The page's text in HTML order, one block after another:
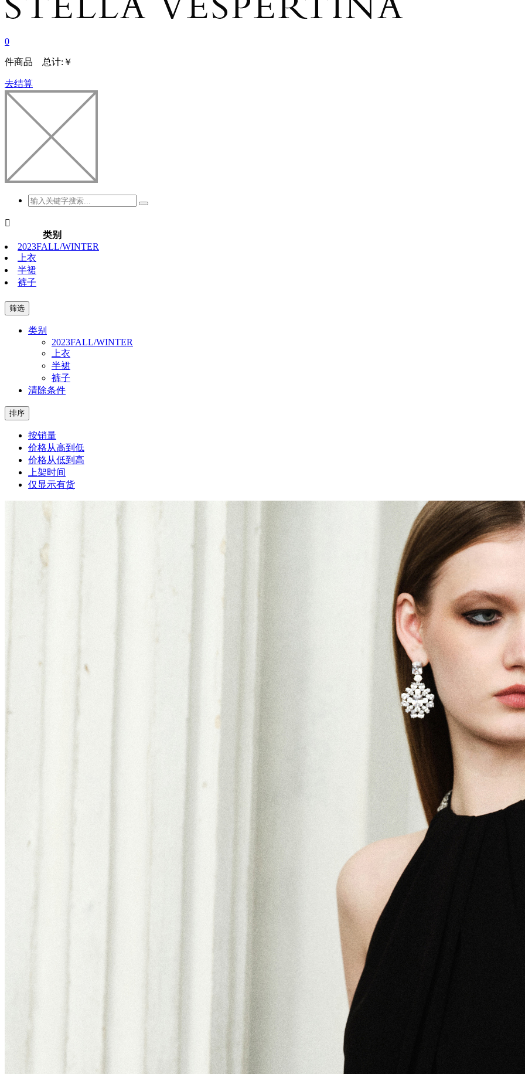
0
件商品 总计: ￥
去结算

类别
2023FALL/WINTER
上衣
半裙
裤子
筛选
类别
2023FALL/WINTER
上衣
半裙
裤子
清除条件
排序
按销量
价格从高到低
价格从低到高
上架时间
仅显示有货